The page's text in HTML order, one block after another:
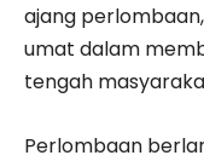
ajang
umat dalam
tengah
Perlombaan